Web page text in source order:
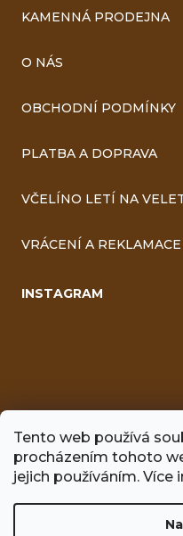
Tento web používá
procházením tohoto
jejich používáním. Více
KAMENNÁ PRODEJNA
O NÁS
OBCHODNÍ PODMÍNKY
PLATBA A DOPRAVA
VČELÍNO LETÍ NA
VRÁCENÍ A REKLAMACE
INSTAGRAM
FACEBOOK